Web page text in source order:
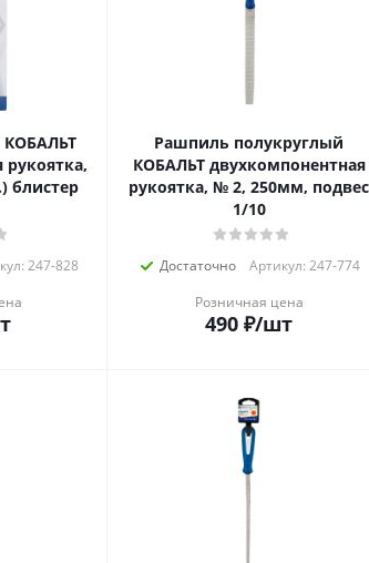
блистер
247-828
Рашпиль полукруглый
КОБАЛЬТ двухкомпонентная
рукоятка, № 2, 250мм, подвес
1/10
Достаточно
Артикул: 247-774
Розничная цена
490 ₽/шт